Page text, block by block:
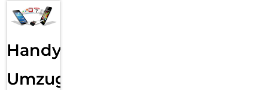
Handy
Umzug